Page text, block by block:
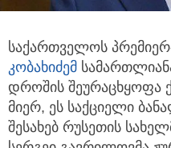
საქართველოს
კობახიძემ
დროშის
მიერ, ეს საქციელი
შესახებ რუსეთის